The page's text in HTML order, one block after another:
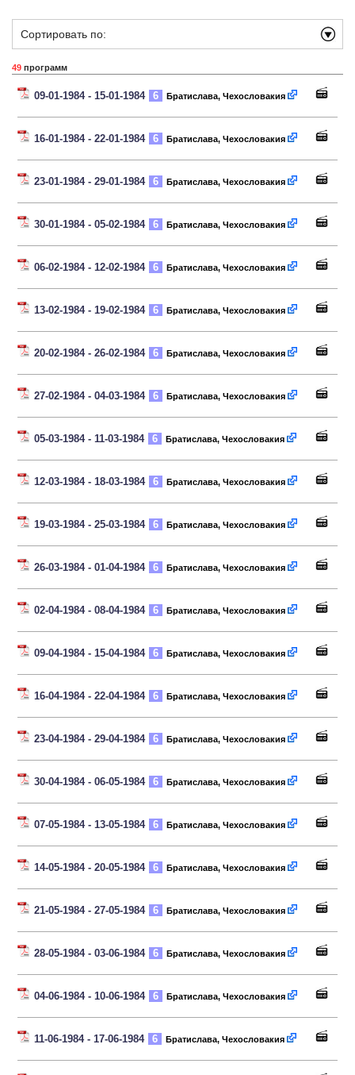
Сортировать по:
49 программ
09-01-1984 - 15-01-1984 6 Братислава, Чехословакия
16-01-1984 - 22-01-1984 6 Братислава, Чехословакия
23-01-1984 - 29-01-1984 6 Братислава, Чехословакия
30-01-1984 - 05-02-1984 6 Братислава, Чехословакия
06-02-1984 - 12-02-1984 6 Братислава, Чехословакия
13-02-1984 - 19-02-1984 6 Братислава, Чехословакия
20-02-1984 - 26-02-1984 6 Братислава, Чехословакия
27-02-1984 - 04-03-1984 6 Братислава, Чехословакия
05-03-1984 - 11-03-1984 6 Братислава, Чехословакия
12-03-1984 - 18-03-1984 6 Братислава, Чехословакия
19-03-1984 - 25-03-1984 6 Братислава, Чехословакия
26-03-1984 - 01-04-1984 6 Братислава, Чехословакия
02-04-1984 - 08-04-1984 6 Братислава, Чехословакия
09-04-1984 - 15-04-1984 6 Братислава, Чехословакия
16-04-1984 - 22-04-1984 6 Братислава, Чехословакия
23-04-1984 - 29-04-1984 6 Братислава, Чехословакия
30-04-1984 - 06-05-1984 6 Братислава, Чехословакия
07-05-1984 - 13-05-1984 6 Братислава, Чехословакия
14-05-1984 - 20-05-1984 6 Братислава, Чехословакия
21-05-1984 - 27-05-1984 6 Братислава, Чехословакия
28-05-1984 - 03-06-1984 6 Братислава, Чехословакия
04-06-1984 - 10-06-1984 6 Братислава, Чехословакия
11-06-1984 - 17-06-1984 6 Братислава, Чехословакия